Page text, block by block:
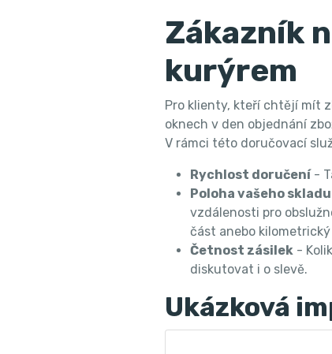
Zákazník
kurýrem
Pro klienty, kteří chtějí mít
oknech v den objednání
V rámci této doručovací
Rychlost doručení-
Poloha vašeho skladu
vzdálenosti pro
část anebo kilometrický
Četnost zásilek -
diskutovat i o slevě.
Ukázková